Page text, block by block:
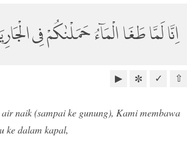
اِنَّا لَمَّا طَغَا الْمَاۤءُ حَمَلْنٰكُمْ فِى
⇧
✓
✼
▶
air naik (sampai ke gunung), Kami membawa
ke dalam kapal,